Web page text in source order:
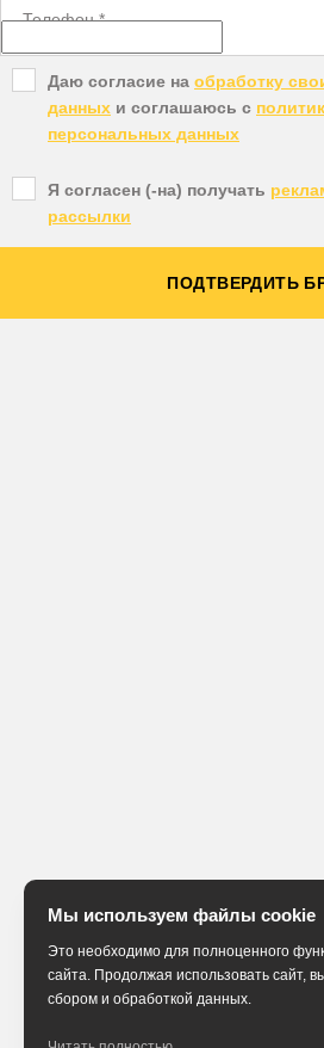
Телефон*
Даю согласие на обработку
данных и соглашаюсь с
персональных данных
Я согласен (-на) получать
рассылки
ПОДТВЕРДИТЬ
Мы используем файлы cookie
Это необходимо для полноценного
сайта. Продолжая использовать сайт,
сбором и обработкой данных.